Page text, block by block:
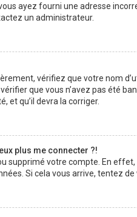
ayez fourni une adresse
un administrateur.
vérifiez que votre nom
que vous n’avez pas été
et qu’il devra la corriger.
plus me connecter ?!
supprimé votre compte. En
Si cela vous arrive, tentez